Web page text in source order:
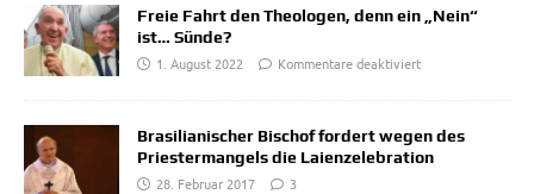
Freie Fahrt den Theologen, denn ein „Nein“
ist… Sünde?
1. August 2022
Kommentare deaktiviert
Brasilianischer Bischof fordert wegen des
Priestermangels die Laienzelebration
28. Februar 2017
3